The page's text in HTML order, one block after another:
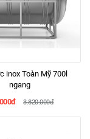
inox Toàn Mỹ 700l
ngang
3.820.000đ